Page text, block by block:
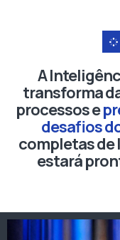
A
transforma
processos e
desafios
completas de
estará